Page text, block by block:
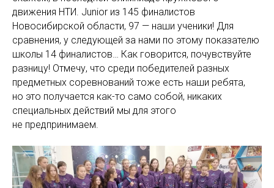
движения НТИ. Junior из 145 финалистов
Новосибирской области, 97 — наши ученики! Для
сравнения, у следующей за нами по этому показателю
школы 14 финалистов… Как говорится, почувствуйте
разницу! Отмечу, что среди победителей разных
предметных соревнований тоже есть наши ребята,
но это получается как-то само собой, никаких
специальных действий мы для этого
не предпринимаем.